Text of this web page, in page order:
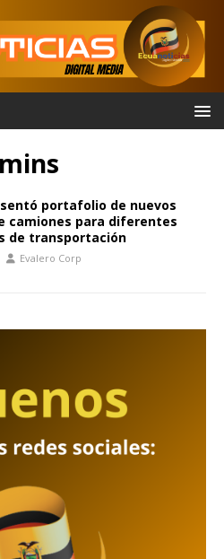
portafolio de nuevos
camiones para diferentes
de transportación
Evalero Corp